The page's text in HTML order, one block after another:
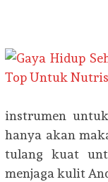
instrumen
hanya akan
tulang kuat
menjaga kulit